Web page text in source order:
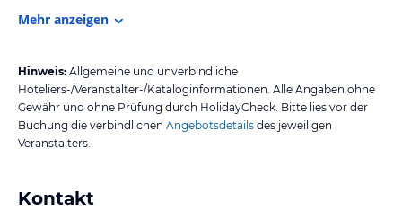
Mehr anzeigen
Hinweis: Allgemeine und unverbindliche
Hoteliers-/Veranstalter-/Kataloginformationen. Alle Angaben ohne
Gewähr und ohne Prüfung durch HolidayCheck. Bitte lies vor der
Buchung die verbindlichen Angebotsdetails des jeweiligen
Veranstalters.
Kontakt